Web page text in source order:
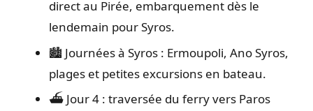
direct au Pirée, embarquement dès le
lendemain pour Syros.
🏙️ Journées à Syros : Ermoupoli, Ano Syros,
plages et petites excursions en bateau.
⛴️ Jour 4 : traversée du ferry vers Paros